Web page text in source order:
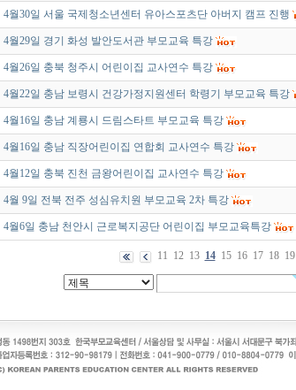
4월30일 서울 국제청소년센터 유아스포츠단 아버지 캠프 진행
4월29일 경기 화성 발안도서관 부모교육 특강
4월26일 충북 청주시 어린이집 교사연수 특강
4월22일 충남 보령시 건강가정지원센터 학령기 부모교육 특강
4월16일 충남 계룡시 드림스타트 부모교육 특강
4월16일 충남 직장어린이집 연합회 교사연수 특강
4월12일 충북 진천 금왕어린이집 교사연수 특강
4월 9일 전북 전주 성심유치원 부모교육 2차 특강
4월6일 충남 천안시 근로복지공단 어린이집 부모교육특강
11 12 13 14 15 16 17 18 19